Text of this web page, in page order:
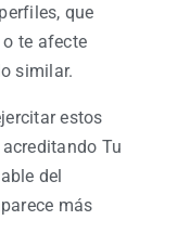
que
te afecte
similar.
estos
Tu
del
más